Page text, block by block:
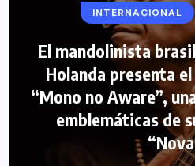
INTERNACIONAL
El mandolinista
Holanda presenta
“Mono no Aware”,
emblemáticas de
COLABORADORES
NOTICIAS
FIPETUR se